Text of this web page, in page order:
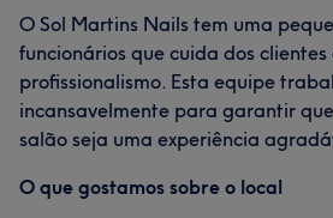
O Sol Martins Nails tem uma
funcionários que cuida dos
profissionalismo. Esta equipe
incansavelmente para garantir
salão seja uma experiência
O que gostamos sobre o local